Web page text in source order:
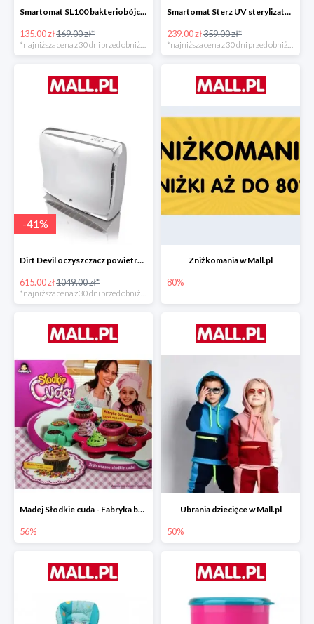
Smartomat SL100 bakteriobójcza lampa UV -20%
135.00 zł169.00 zł*
Smartomat Sterz UV sterylizator -33%
239.00 zł359.00 zł*
-41%
Dirt Devil oczyszczacz powietrza Pureza 350 -41%
615.00 zł1049.00 zł*
*najniższa cena z 30 dni przed obniżką
Zniżkomania w Mall.pl
80%
Madej Słodkie cuda - Fabryka babeczek
56%
Ubrania dziecięce w Mall.pl
50%